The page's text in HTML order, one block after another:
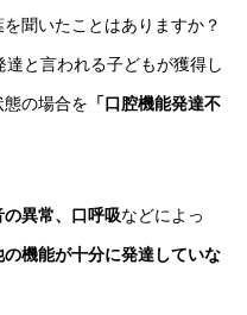
聞いたことはありますか？
と言われる子どもが獲得し
の場合を 「口腔機能発達不
異常、口呼吸などによっ
機能が十分に発達していな